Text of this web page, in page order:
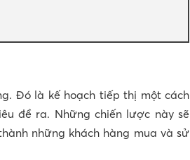
Đó là kế hoạch tiếp thị một cách
đề ra. Những chiến lược này sẽ
những khách hàng mua và sử